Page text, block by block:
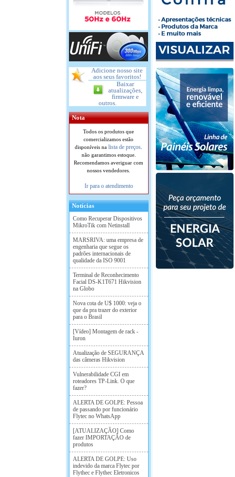
Adicione nosso site
aos seus favoritos!
Baixar
atualizações,
firmware e
outros.
Nota
Todos os produtos que
comercializamos estão
disponíveis na lista de preços
não garantimos estoque.
Recomendamos averiguar com
nossos vendedores.
Ir para o atendimento
Notícias
Como Recuperar Dispositivos
MikroTik com Netinstall
MARSRIVA: uma empresa de
engenharia que segue os
padrões internacionais de
qualidade da ISO 9001
Terminal de Reconhecimento
Facial DS-K1T671 Hikvision
na Globo
Nova cota de U$ 1000: veja o
que da pra trazer do exterior
para o Brasil
[Vídeo] Montagem de rack -
Iuron
Atualização de SEGURANÇA
das câmeras Hikvision
Vulnerabilidade CGI em
roteadores TP-Link. O que
fazer?
ALERTA DE GOLPE: Pessoa
de passando por funcionário
Flytec no WhatsApp
[ATUALIZAÇÃO] Como
fazer IMPORTAÇÃO de
produtos
ALERTA DE GOLPE: Uso
indevido da marca Flytec por
Flythec e Flythec Eletronicos